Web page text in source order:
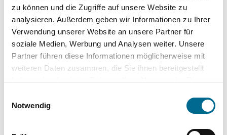
zu können und die Zugriffe auf unsere Website zu
analysieren. Außerdem geben wir Informationen zu Ihrer
Verwendung unserer Website an unsere Partner für
soziale Medien, Werbung und Analysen weiter. Unsere
Partner führen diese Informationen möglicherweise mit
weiteren Daten zusammen, die Sie ihnen bereitgestellt
haben oder die sie im Rahmen Ihrer Nutzung der Dienste
Cookies, wenn Sie unsere Webseite weiterhin nutzen.
Notwendig
wuddi Leasing Kauf
Versicherung ✔ - -
-